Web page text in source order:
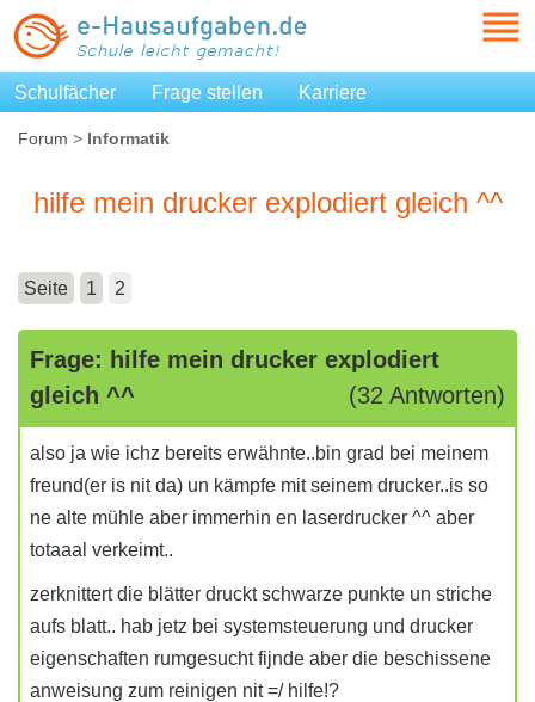
Schulfächer Frage stellen Karriere
Forum > Informatik
hilfe mein drucker explodiert gleich ^^
Seite 1 2
Frage: hilfe mein drucker explodiert
gleich ^^
(32 Antworten)
also ja wie ichz bereits erwähnte..bin grad bei meinem
freund(er is nit da) un kämpfe mit seinem drucker..is so
ne alte mühle aber immerhin en laserdrucker ^^ aber
totaaal verkeimt..
zerknittert die blätter druckt schwarze punkte un striche
aufs blatt.. hab jetz bei systemsteuerung und drucker
eigenschaften rumgesucht fijnde aber die beschissene
anweisung zum reinigen nit =/ hilfe!?